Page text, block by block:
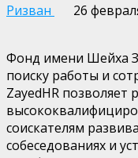
Ризван 26
Фонд имени Шейха
поиску работы и
ZayedHR позволяет
соискателям
собеседованиях и